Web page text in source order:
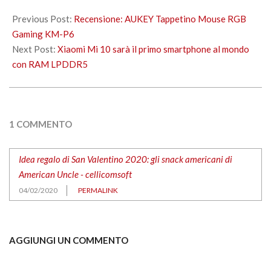
02-
04
Previous Post: Recensione: AUKEY Tappetino Mouse RGB
Gaming KM-P6
Next Post: Xiaomi Mi 10 sarà il primo smartphone al mondo
con RAM LPDDR5
1 COMMENTO
Idea regalo di San Valentino 2020: gli snack americani di
American Uncle - cellicomsoft
04/02/2020 PERMALINK
AGGIUNGI UN COMMENTO